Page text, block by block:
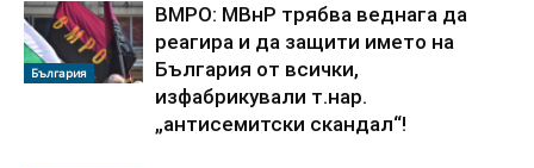
България
ВМРО: МВнР трябва веднага да
реагира и да защити името на
България от всички,
изфабрикували т.нар.
„антисемитски скандал“!